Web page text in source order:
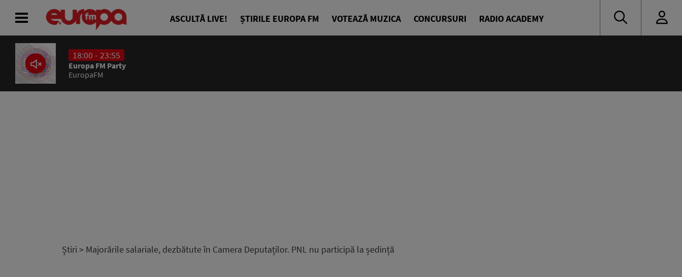
ASCULTĂ LIVE! ȘTIRILE EUROPA FM VOTEAZĂ MUZICA CONCURSURI RADIO ACADEMY
18:00 - 23:55
Europa FM Party
EuropaFM
Știri > Majorările salariale, dezbătute în Camera Deputaților. PNL nu participă la ședință
ACASĂ
ȘTIRI